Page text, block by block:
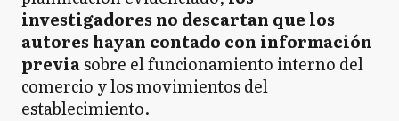
investigadores no descartan que los
autores hayan contado con información
previasobre el funcionamiento interno del
comercio y los movimientos del
establecimiento.